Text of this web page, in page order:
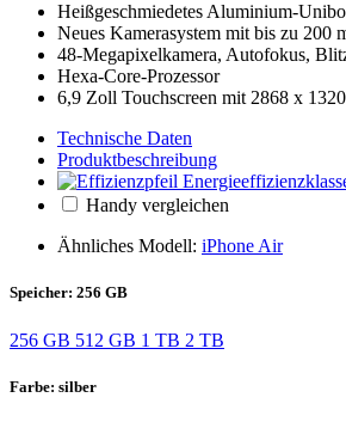
Heiß­geschmiedetes Aluminium-
Neues Kamerasystem mit bis zu 200
48-Megapixelkamera, Autofokus,
Hexa-Core-Prozessor
6,9 Zoll Touchscreen mit 2868 x
Technische Daten
Produktbeschreibung
Handy vergleichen
Ähnliches Modell: iPhone Air
Speicher: 256 GB
256 GB 512 GB 1 TB 2 TB
Farbe: silber